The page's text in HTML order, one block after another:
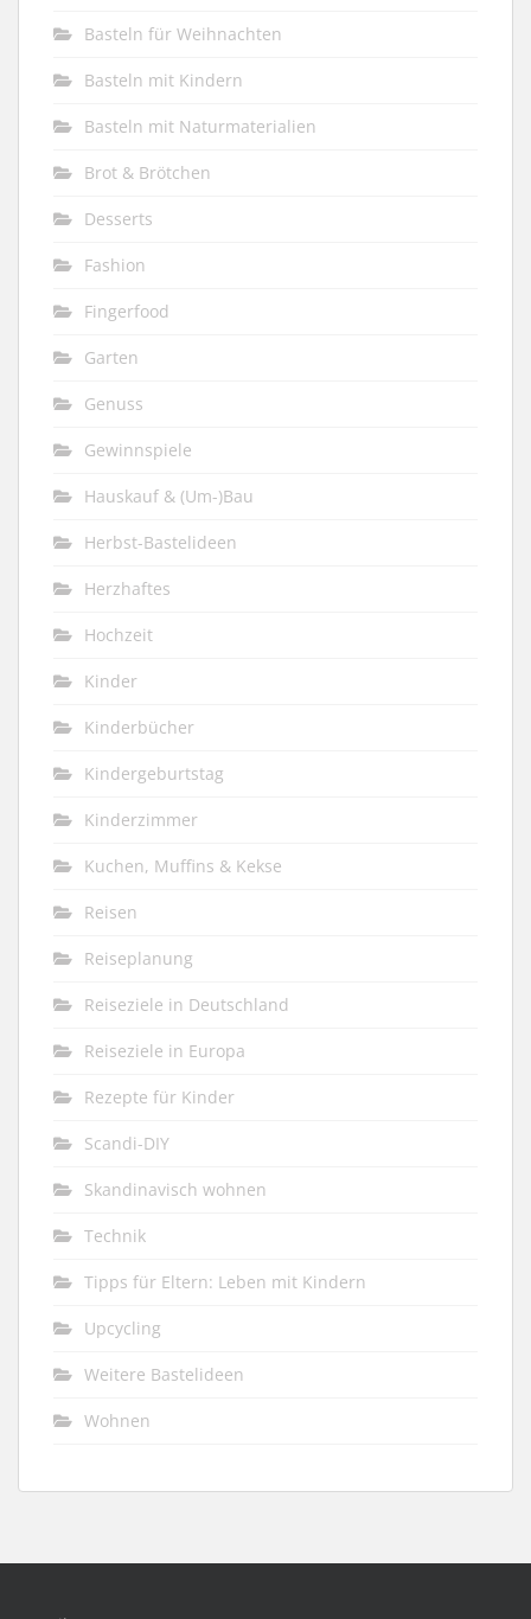
Basteln für Weihnachten
Basteln mit Kindern
Basteln mit Naturmaterialien
Brot & Brötchen
Desserts
Fashion
Fingerfood
Garten
Genuss
Gewinnspiele
Hauskauf & (Um-)Bau
Herbst-Bastelideen
Herzhaftes
Hochzeit
Kinder
Kinderbücher
Kindergeburtstag
Kinderzimmer
Kuchen, Muffins & Kekse
Reisen
Reiseplanung
Reiseziele in Deutschland
Reiseziele in Europa
Rezepte für Kinder
Scandi-DIY
Skandinavisch wohnen
Technik
Tipps für Eltern: Leben mit Kindern
Upcycling
Weitere Bastelideen
Wohnen